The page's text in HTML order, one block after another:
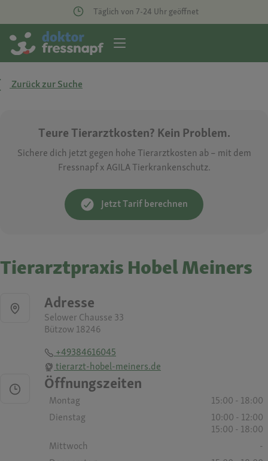
Täglich von 7-24 Uhr geöffnet
Zurück zur Suche
Teure Tierarztkosten? Kein Problem.
Sichere dich jetzt gegen hohe Tierarztkosten ab – mit dem
Fressnapf x AGILA Tierkrankenschutz.
Jetzt Tarif berechnen
Tierarztpraxis Hobel Meiners
Adresse
Selower Chausse 33
Bützow 18246
+49384616045
tierarzt-hobel-meiners.de
Öffnungszeiten
Montag
15:00 - 18:00
Dienstag
10:00 - 12:00
15:00 - 18:00
Mittwoch
-